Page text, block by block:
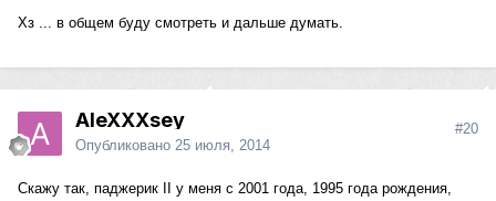
Хз ... в общем буду смотреть и дальше думать.
AleXXXsey
Опубликовано 25 июля, 2014
#20
Скажу так, паджерик II у меня с 2001 года, 1995 года рождения,